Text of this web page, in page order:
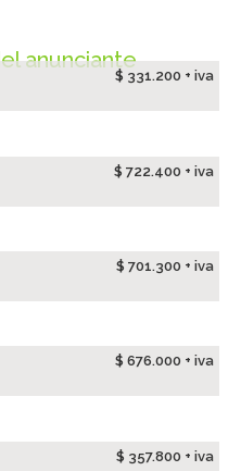
anunciante
$ 331.200 + iva
$ 722.400 + iva
$ 701.300 + iva
$ 676.000 + iva
$ 357.800 + iva